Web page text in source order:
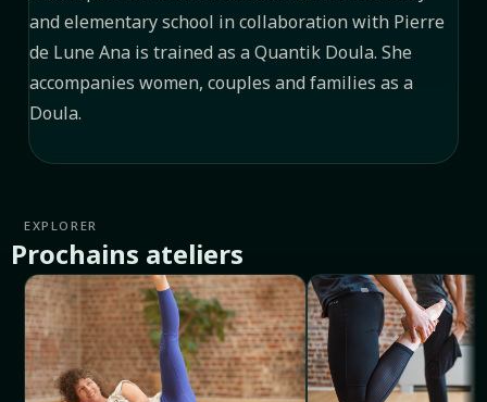
and elementary school in collaboration with Pierre
de Lune Ana is trained as a Quantik Doula. She
accompanies women, couples and families as a
Doula.
EXPLORER
Prochains ateliers